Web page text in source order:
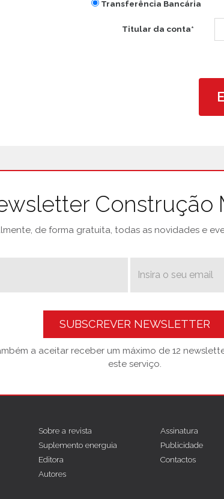
Transferência Bancária
Titular da conta*
Construção
de forma gratuita, todas as novidades e
SUBSCREVER NEWSLETTER
a aceitar receber um máximo de 12
este serviço.
Sobre a revista
Suplemento energuia
Editora
Autores
Assinatura
Publicidade
Contactos